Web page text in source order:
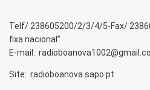
Telf/ 238605200/2/3/4/5-Fax/
fixa nacional”
E-mail:
Site: radioboanova.sapo.pt